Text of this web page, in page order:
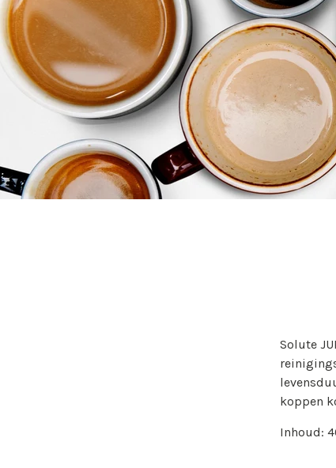
Solute
koppen
Inhoud: